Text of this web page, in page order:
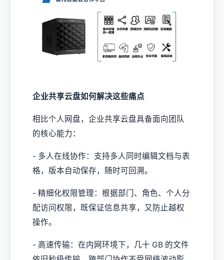
企业共享云盘如何解决这些痛点
相比个人网盘，企业共享云盘具备面向团队
的核心能力：
- 多人在线协作：支持多人同时编辑文档与表
格，版本自动保存，随时可回溯。
- 精细化权限管理：根据部门、角色、个人分
配访问权限，既保证信息共享，又防止越权
操作。
- 高速传输：在内网环境下，几十 GB 的文件